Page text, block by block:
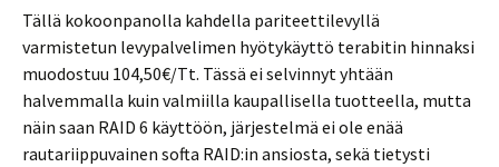
Tällä kokoonpanolla kahdella pariteettilevyllä
varmistetun levypalvelimen hyötykäyttö terabitin hinnaksi
muodostuu 104,50€/Tt. Tässä ei selvinnyt yhtään
halvemmalla kuin valmiilla kaupallisella tuotteella, mutta
näin saan RAID 6 käyttöön, järjestelmä ei ole enää
rautariippuvainen softa RAID:in ansiosta, sekä tietysti